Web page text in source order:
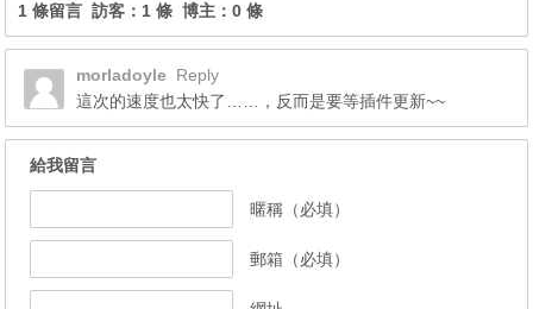
1 條留言 訪客：1 條 博主：0 條
morladoyle Reply
這次的速度也太快了……，反而是要等插件更新~~
給我留言
暱稱（必填）
郵箱（必填）